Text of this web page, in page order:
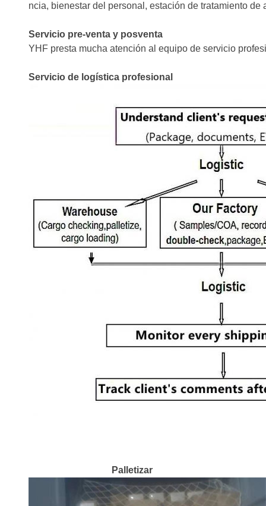
ncia, bienestar del personal, estación de tratamiento
Servicio pre-venta y posventa
YHF presta mucha atención al equipo de servicio
Servicio de logística profesional
Palletizar